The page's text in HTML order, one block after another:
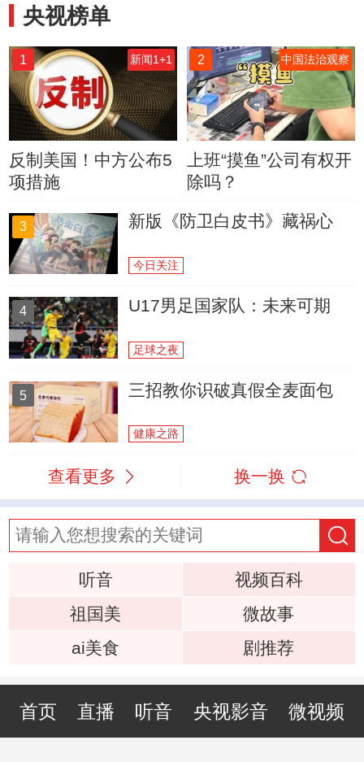
央视榜单
1 新闻1+1
反制美国！中方公布5
项措施
2 中国法治观察
上班“摸鱼”公司有权开
除吗？
3 新版《防卫白皮书》藏祸心
今日关注
4 U17男足国家队：未来可期
足球之夜
5 三招教你识破真假全麦面包
健康之路
查看更多 换一换
听音
视频百科
祖国美
微故事
ai美食
剧推荐
首页 直播 听音 央视影音 微视频